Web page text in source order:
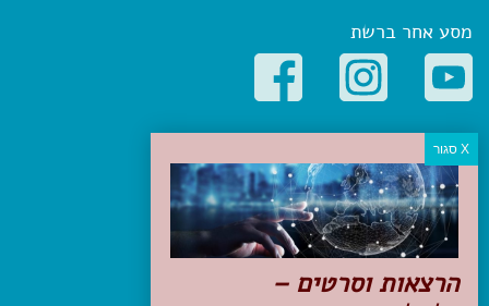
מסע אחר ברשת
קטגוריות פופולריות
יעדים
טיולים בישראל
מלונות בוטיק בישראל
טיפים והמלצות
הכנות לנסיעה
הרצאות וסרטים –